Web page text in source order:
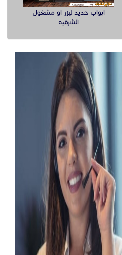
ابواب حديد ليزر او مشغول
الشرقيه